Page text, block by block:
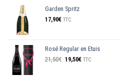
Garden Spritz
17,90€ TTC
Rosé Regular en Etuis
21,50€ Le
19,50€LeTTC